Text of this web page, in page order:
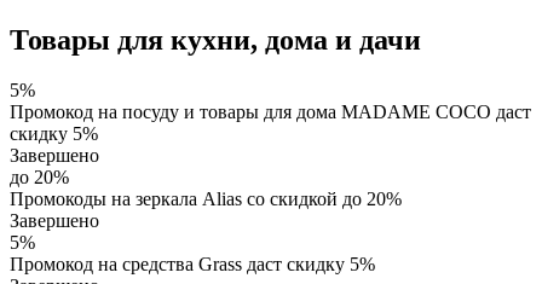
Товары для кухни, дома и дачи
5%
Промокод на посуду и товары для дома MADAME COCO даст
скидку 5%
Завершено
до 20%
Промокоды на зеркала Alias со скидкой до 20%
Завершено
5%
Промокод на средства Grass даст скидку 5%